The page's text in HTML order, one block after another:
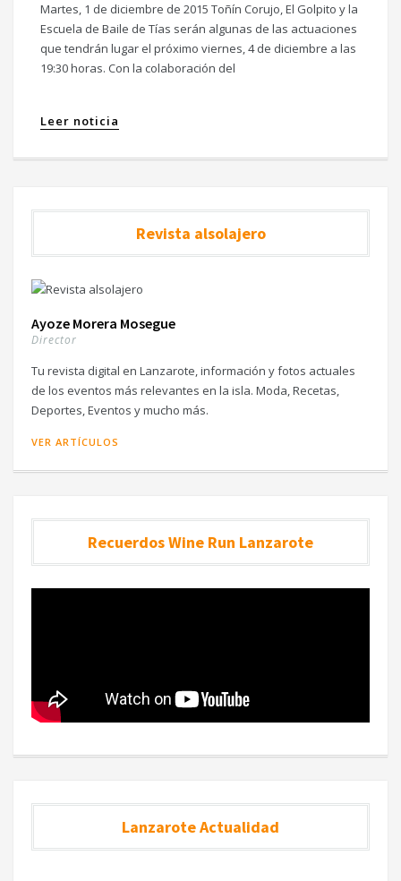
Martes, 1 de diciembre de 2015 Toñín Corujo, El Golpito y la
Escuela de Baile de Tías serán algunas de las actuaciones
que tendrán lugar el próximo viernes, 4 de diciembre a las
19:30 horas. Con la colaboración del
Leer noticia
Revista alsolajero
Ayoze Morera Mosegue
Director
Tu revista digital en Lanzarote, información y fotos actuales
de los eventos más relevantes en la isla. Moda, Recetas,
Deportes, Eventos y mucho más.
VER ARTÍCULOS
Recuerdos Wine Run Lanzarote
Lanzarote Actualidad